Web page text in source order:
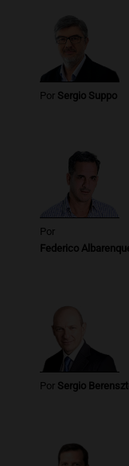
Audio.
con Jujuy
Panorama
Episodios
Por Sergio Suppo
Por
Federico
Por Sergio